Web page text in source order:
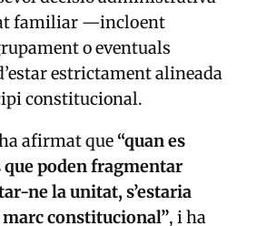
familiar —incloent
o eventuals
estrictament alineada
constitucional.
afirmat que “quan es
poden fragmentar
ne la unitat, s’estaria
constitucional”, i ha